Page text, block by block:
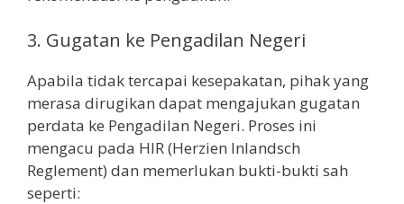
3. Gugatan ke Pengadilan Negeri
Apabila tidak tercapai kesepakatan, pihak yang
merasa dirugikan dapat mengajukan gugatan
perdata ke Pengadilan Negeri. Proses ini
mengacu pada HIR (Herzien Inlandsch
Reglement) dan memerlukan bukti-bukti sah
seperti: